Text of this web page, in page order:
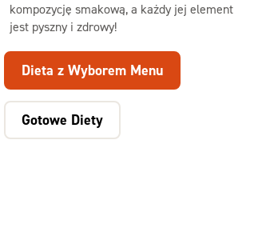
kompozycję smakową, a każdy jej element
jest pyszny i zdrowy!
Dieta z Wyborem Menu
Gotowe Diety